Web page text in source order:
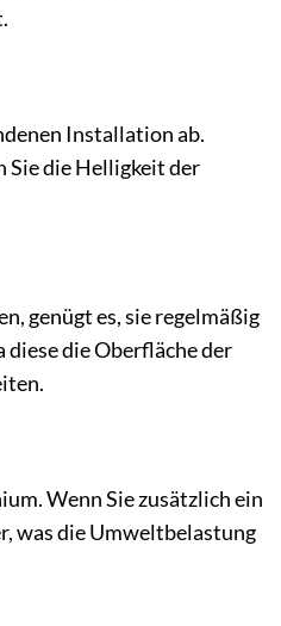
Installation ab.
die Helligkeit der
genügt es, sie regelmäßig
die Oberfläche der
Wenn Sie zusätzlich ein
was die Umweltbelastung